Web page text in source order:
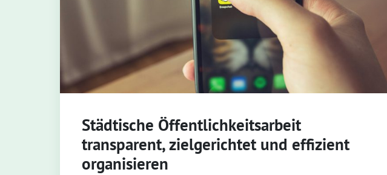
Städtische Öffentlichkeitsarbeit
transparent, zielgerichtet und effizient
organisieren